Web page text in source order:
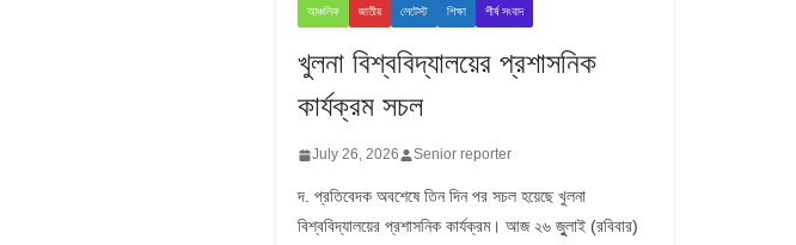
আঞ্চলিক জাতীয় লেটেস্ট শিক্ষা শীর্ষ সংবাদ
খুলনা বিশ্ববিদ্যালয়ের প্রশাসনিক
কার্যক্রম সচল
July 26, 2026 Senior reporter
দ. প্রতিবেদক অবশেষে তিন দিন পর সচল হয়েছে খুলনা
বিশ্ববিদ্যালয়ের প্রশাসনিক কার্যক্রম। আজ ২৬ জুুলাই (রবিবার)